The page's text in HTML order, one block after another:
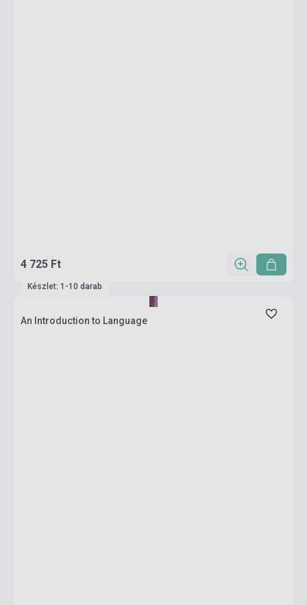
4 725 Ft
Készlet: 1-10 darab
An Introduction to Language